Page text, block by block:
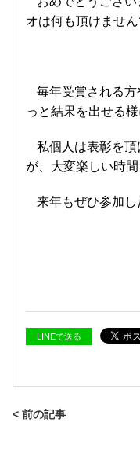
オは何も頂けません
毎年受賞される
っと結果を出せる
私個人は表彰を
が、大変楽しい時間
来年もぜひ参加し
LINEで送る
< 前の記事